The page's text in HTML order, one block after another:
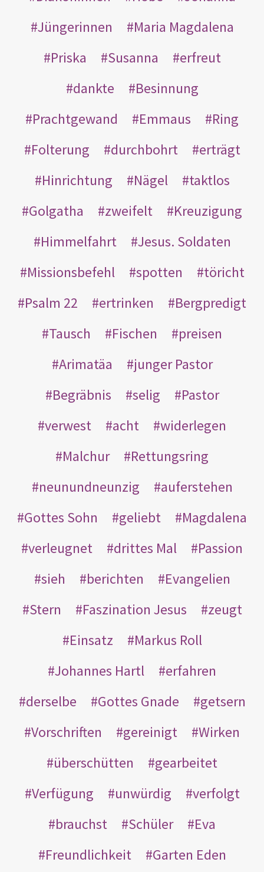
Jüngerinnen
Maria Magdalena
Priska
Susanna
erfreut
dankte
Besinnung
Prachtgewand
Emmaus
Ring
Folterung
durchbohrt
erträgt
Hinrichtung
Nägel
taktlos
Golgatha
zweifelt
Kreuzigung
Himmelfahrt
Jesus. Soldaten
Missionsbefehl
spotten
töricht
Psalm 22
ertrinken
Bergpredigt
Tausch
Fischen
preisen
Arimatäa
junger Pastor
Begräbnis
selig
Pastor
verwest
acht
widerlegen
Malchur
Rettungsring
neunundneunzig
auferstehen
Gottes Sohn
geliebt
Magdalena
verleugnet
drittes Mal
Passion
sieh
berichten
Evangelien
Stern
Faszination Jesus
zeugt
Einsatz
Markus Roll
Johannes Hartl
erfahren
derselbe
Gottes Gnade
getsern
Vorschriften
gereinigt
Wirken
überschütten
gearbeitet
Verfügung
unwürdig
verfolgt
brauchst
Schüler
Eva
Freundlichkeit
Garten Eden